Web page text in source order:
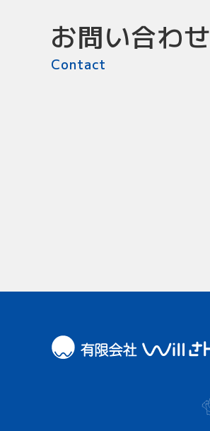
お問い合わせ
Contact